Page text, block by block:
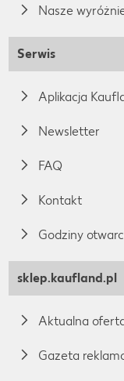
Nasze
Serwis
Aplikacja
Newsletter
FAQ
Kontakt
Godziny
sklep.kaufland.pl
Aktualna
Gazeta